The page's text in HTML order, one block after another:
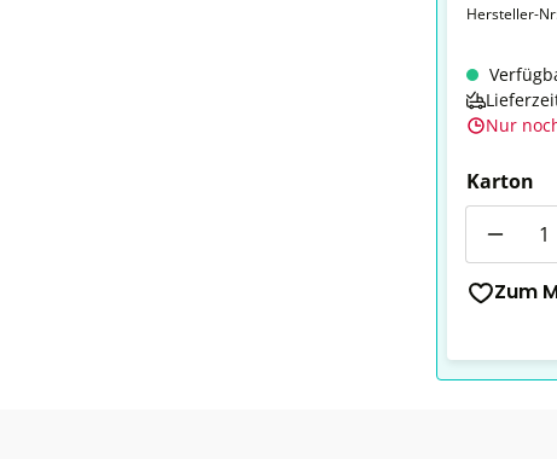
Hersteller-
Nur
Karton
Zum